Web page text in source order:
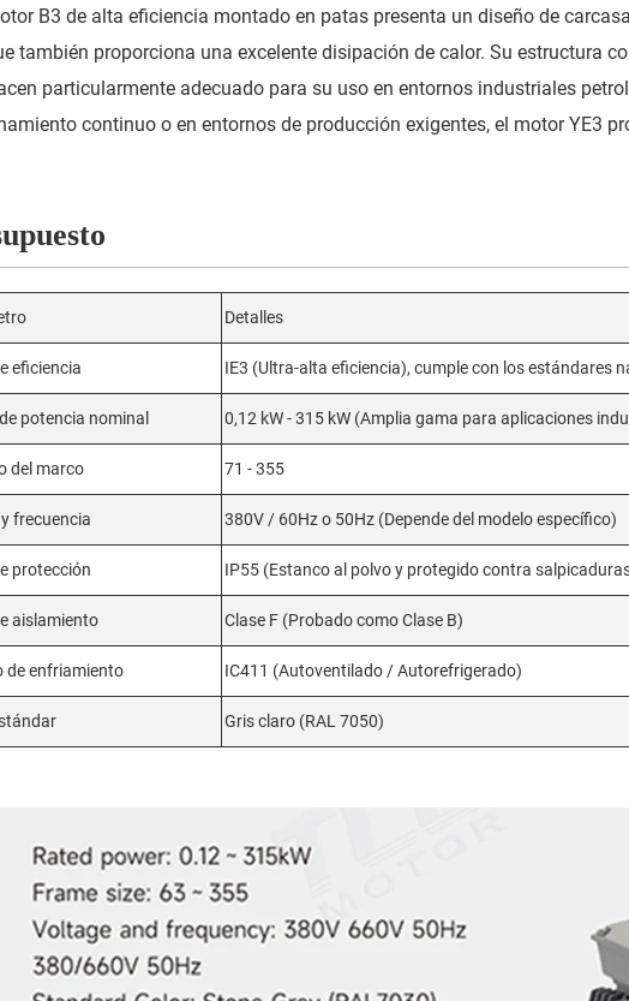
B3 de alta eficiencia montado en patas presenta un diseño de
también proporciona una excelente disipación de calor. Su estructura
particularmente adecuado para su uso en entornos industriales
continuo o en entornos de producción exigentes, el motor YE3
Detalles
eficiencia IE3 (Ultra-alta eficiencia), cumple con los estándares
potencia nominal 0,12 kW - 315 kW (Amplia gama para aplicaciones
del marco 71 - 355
frecuencia 380V / 60Hz o 50Hz (Depende del modelo específico)
protección IP55 (Estanco al polvo y protegido contra
aislamiento Clase F (Probado como Clase B)
de enfriamiento IC411 (Autoventilado / Autorefrigerado)
Gris claro (RAL 7050)